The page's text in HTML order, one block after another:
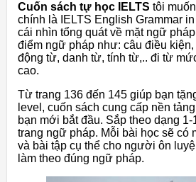
Cuốn sách tự học IELTS tôi
chính là IELTS English Grammar
cái nhìn tổng quát về mặt ngữ
điểm ngữ pháp như: câu điều
động từ, danh từ, tính từ,.. đi từ
cao.
Từ trang 136 đến 145 giúp bạn
level, cuốn sách cung cấp nền
bạn mới bắt đầu. Sắp theo dạng 1-
trang ngữ pháp. Mỗi bài học sẽ có
và bài tập cụ thể cho người ôn
làm theo đúng ngữ pháp.